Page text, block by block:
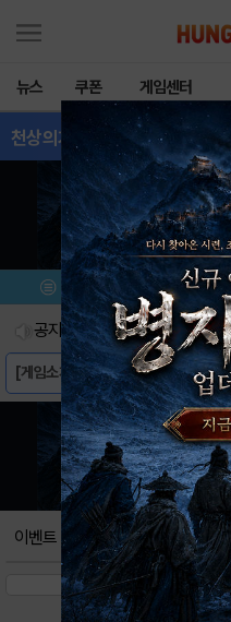
뉴스 쿠폰 게임센터
천상의기사단 - 이벤트
메뉴 이벤트/미션
공지사항
[게임소개] - 천상의기사단
이벤트